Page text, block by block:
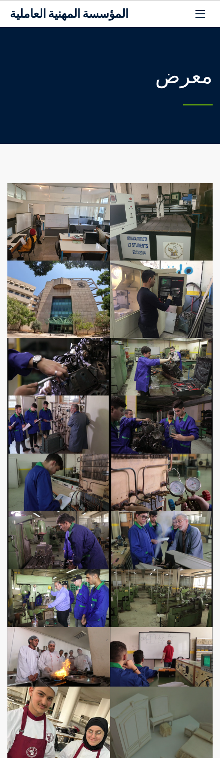
المؤسسة المهنية العاملية
معرض